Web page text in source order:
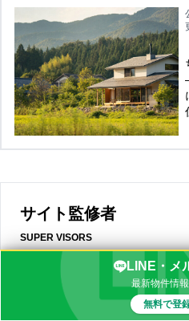
サイト監修者
SUPER VISORS
株式会社 カン
代表取締役社長
LINE・メ
最新物件情
無料で登